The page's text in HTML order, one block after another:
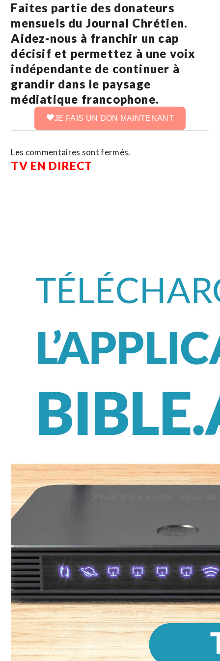
Faites partie des donateurs
mensuels du Journal Chrétien.
Aidez-nous à franchir un cap
décisif et permettez à une voix
indépendante de continuer à
grandir dans le paysage
médiatique francophone.
JE FAIS UN DON MAINTENANT
Les commentaires sont fermés.
TV EN DIRECT